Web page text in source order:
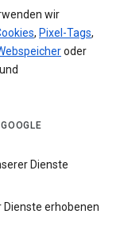
wir
, Pixel-Tags,
oder
Dienste
Dienste erhobenen